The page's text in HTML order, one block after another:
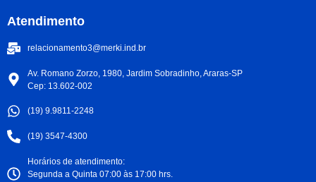
Atendimento
relacionamento3@merki.ind.br
Av. Romano Zorzo, 1980, Jardim Sobradinho, Araras-SP
Cep: 13.602-002
(19) 9.9811-2248
(19) 3547-4300
Horários de atendimento:
Segunda a Quinta 07:00 às 17:00 hrs.